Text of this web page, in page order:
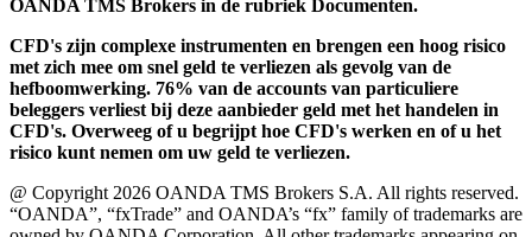
OANDA TMS Brokers in de rubriek Documenten.
CFD's zijn complexe instrumenten en brengen een hoog risico
met zich mee om snel geld te verliezen als gevolg van de
hefboomwerking. 76% van de accounts van particuliere
beleggers verliest bij deze aanbieder geld met het handelen in
CFD's. Overweeg of u begrijpt hoe CFD's werken en of u het
risico kunt nemen om uw geld te verliezen.
@ Copyright 2026 OANDA TMS Brokers S.A. All rights reserved.
“OANDA”, “fxTrade” and OANDA’s “fx” family of trademarks are